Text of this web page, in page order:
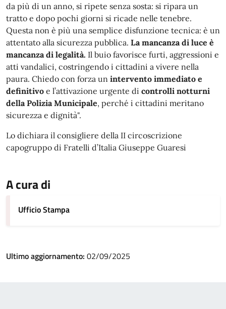
da più di un anno, si ripete senza sosta: si ripara un
tratto e dopo pochi giorni si ricade nelle tenebre.
Questa non è più una semplice disfunzione tecnica: è un
attentato alla sicurezza pubblica. La mancanza di luce è
mancanza di legalità. Il buio favorisce furti, aggressioni e
atti vandalici, costringendo i cittadini a vivere nella
paura. Chiedo con forza un intervento immediato e
definitivo e l’attivazione urgente di controlli notturni
della Polizia Municipale, perché i cittadini meritano
sicurezza e dignità".
Lo dichiara il consigliere della II circoscrizione
capogruppo di Fratelli d’Italia Giuseppe Guaresi
A cura di
Ufficio Stampa
Ultimo aggiornamento: 02/09/2025